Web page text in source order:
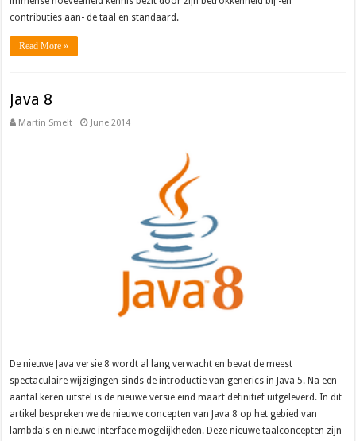
contributies aan- de taal en standaard.
Read More »
Java 8
Martin Smelt June 2014
De nieuwe Java versie 8 wordt al lang verwacht en bevat de meest
spectaculaire wijzigingen sinds de introductie van generics in Java 5. Na een
aantal keren uitstel is de nieuwe versie eind maart definitief uitgeleverd. In dit
artikel bespreken we de nieuwe concepten van Java 8 op het gebied van
lambda's en nieuwe interface mogelijkheden. Deze nieuwe taalconcepten zijn